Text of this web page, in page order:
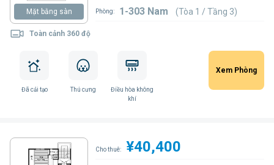
Mặt bằng sàn
Toàn cảnh 360 độ
Phòng: 1-303 Nam (Tòa 1 / Tầng 3)
Đã cải tạo Thú cưng
Điều hòa không
khí
Xem Phòng
Cho thuê: ¥40,400